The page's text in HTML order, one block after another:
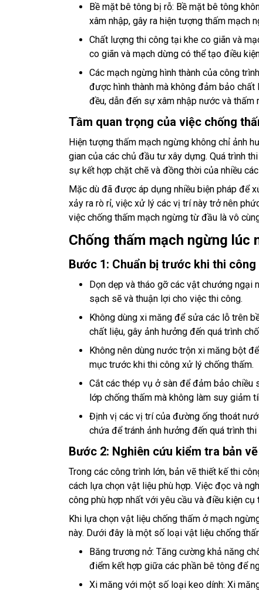
Bề mặt bê tông bị rỗ: Bề mặt bê tông
xâm nhập, gây ra hiện tượng thấm mạch
Chất lượng thi công tại khe co giãn và
co giãn và mạch dừng có thể tạo điều
Các mạch ngừng hình thành của công
được hình thành mà không đảm bảo
đều, dẫn đến sự xâm nhập nước và thấm
Tầm quan trọng của việc chống
Hiện tượng thấm mạch ngừng không chỉ ảnh
gian của các chủ đầu tư xây dựng. Quá trình
sự kết hợp chặt chẽ và đồng thời của nhiều
Mặc dù đã được áp dụng nhiều biện pháp để
xảy ra rò rỉ, việc xử lý các vị trí này trở nên
việc chống thấm mạch ngừng từ đầu là vô
Chống thấm mạch ngừng lúc
Bước 1: Chuẩn bị trước khi thi công
Dọn dẹp và tháo gỡ các vật chướng ngại
sạch sẽ và thuận lợi cho việc thi công.
Không dùng xi măng để sửa các lỗ trên
chất liệu, gây ảnh hưởng đến quá trình
Không nên dùng nước trộn xi măng bột
mục trước khi thi công xử lý chống thấm.
Cắt các thép vụ ở sàn để đảm bảo
lớp chống thấm mà không làm suy giảm
Định vị các vị trí của đường ống thoát
chứa để tránh ảnh hưởng đến quá trình
Bước 2: Nghiên cứu kiểm tra bản
Trong các công trình lớn, bản vẽ thiết kế thi
cách lựa chọn vật liệu phù hợp. Việc đọc và
công phù hợp nhất với yêu cầu và điều kiện cụ
Khi lựa chọn vật liệu chống thấm ở mạch
này. Dưới đây là một số loại vật liệu chống
Băng trương nở: Tăng cường khả năng
điểm kết hợp giữa các phần bê tông để
Xi măng với một số loại keo dính: Xi